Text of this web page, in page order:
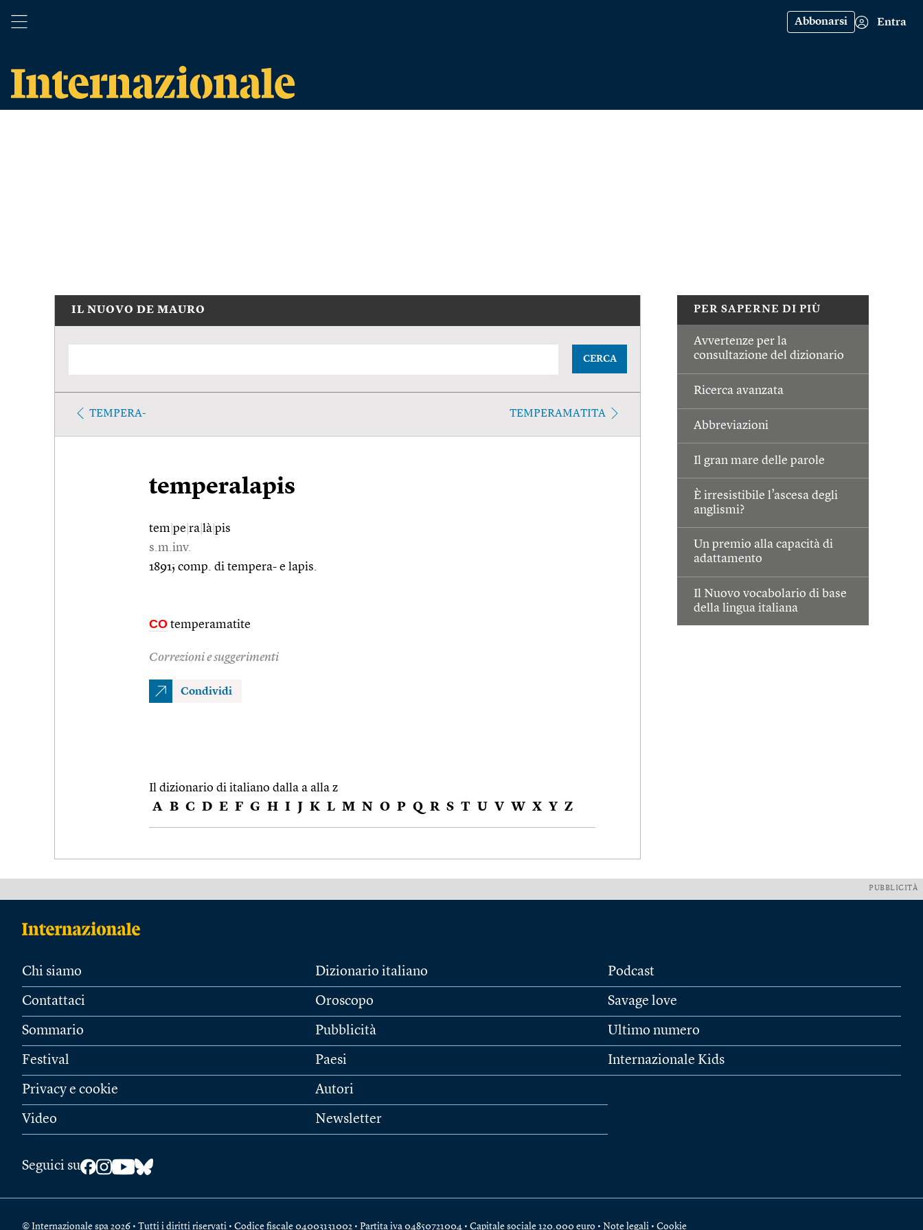
Abbonarsi Entra
PER SAPERNE DI PIÙ
Avvertenze per la
consultazione del dizionario
Ricerca avanzata
Abbreviazioni
Il gran mare delle parole
È irresistibile l’ascesa degli
anglismi?
Un premio alla capacità di
adattamento
Il Nuovo vocabolario di base
della lingua italiana
IL NUOVO DE MAURO
CERCA
TEMPERA- TEMPERAMATITA
temperalapis
tem pe ra là pis
s.m.inv.
1891; comp. di tempera- e lapis.
CO temperamatite
Correzioni e suggerimenti
Condividi
Il dizionario di italiano dalla a alla z
A B C D E F G H I J K L M N O P Q R S T U V W X Y Z
PUBBLICITÀ
Chi siamo
Contattaci
Sommario
Festival
Privacy e cookie
Video
Dizionario italiano
Oroscopo
Pubblicità
Paesi
Autori
Newsletter
Podcast
Savage love
Ultimo numero
Internazionale Kids
Seguici su
© Internazionale spa 2026 • Tutti i diritti riservati • Codice fiscale 04003131002 • Partita iva 04850721004 • Capitale sociale 120.000 euro • Note legali • Cookie